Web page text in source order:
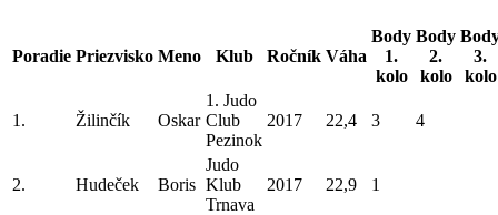
Poradie Priezvisko Meno Klub Ročník Váha
Body
1.
kolo
Body
2.
kolo
3.
kolo
1. Žilinčík Oskar
1. Judo
Club
Pezinok
2017 22,4 3 4
2. Hudeček Boris
Judo
Klub
Trnava
2017 22,9 1